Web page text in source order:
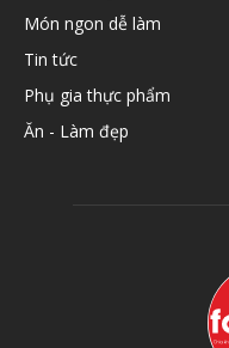
Món ngon dễ làm
Tin tức
Phụ gia thực phẩm
Ăn - Làm đẹp